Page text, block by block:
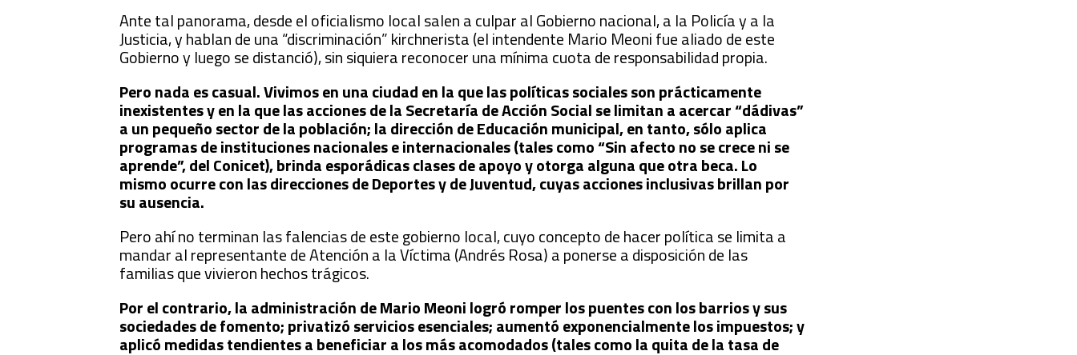
Ante tal panorama, desde el oficialismo local salen a culpar al Gobierno nacional, a la Policía y a la
Justicia, y hablan de una “discriminación” kirchnerista (el intendente Mario Meoni fue aliado de este
Gobierno y luego se distanció), sin siquiera reconocer una mínima cuota de responsabilidad propia.
Pero nada es casual. Vivimos en una ciudad en la que las políticas sociales son prácticamente
inexistentes y en la que las acciones de la Secretaría de Acción Social se limitan a acercar “dádivas”
a un pequeño sector de la población; la dirección de Educación municipal, en tanto, sólo aplica
programas de instituciones nacionales e internacionales (tales como “Sin afecto no se crece ni se
aprende”, del Conicet), brinda esporádicas clases de apoyo y otorga alguna que otra beca. Lo
mismo ocurre con las direcciones de Deportes y de Juventud, cuyas acciones inclusivas brillan por
su ausencia.
Pero ahí no terminan las falencias de este gobierno local, cuyo concepto de hacer política se limita a
mandar al representante de Atención a la Víctima (Andrés Rosa) a ponerse a disposición de las
familias que vivieron hechos trágicos.
Por el contrario, la administración de Mario Meoni logró romper los puentes con los barrios y sus
sociedades de fomento; privatizó servicios esenciales; aumentó exponencialmente los impuestos; y
aplicó medidas tendientes a beneficiar a los más acomodados (tales como la quita de la tasa de